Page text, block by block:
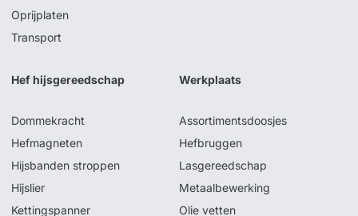
Oprijplaten
Transport
Hef hijsgereedschap
Dommekracht
Hefmagneten
Hijsbanden stroppen
Hijslier
Kettingspanner
Werkplaats
Assortimentsdoosjes
Hefbruggen
Lasgereedschap
Metaalbewerking
Olie vetten